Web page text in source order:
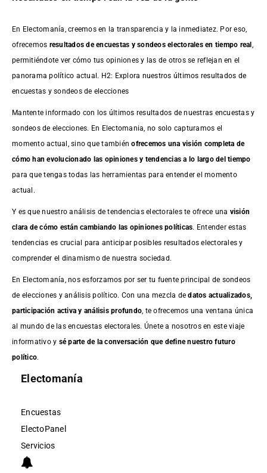
En Electomanía, creemos en la transparencia y la inmediatez. Por eso,
ofrecemos resultados deencuestas y sondeos electorales en tiempo real
permitiéndote ver cómo tus opiniones y las de otros se reflejan en el
panorama político actual. H2: Explora nuestros últimos resultados de
encuestas y sondeos de elecciones
Mantente informado con los últimos resultados de nuestras encuestasy
sondeos de elecciones. En Electomania, no solo capturamos el
momento actual, sino que tambiénofrecemos una visión completa de
cómo han evolucionado las opiniones y tendencias a lo largo del tiempo
para que tengas todas las herramientas para entender el momento
actual.
Y es que nuestro análisis de tendencias electorales te ofrece una visión
clara de cómo están cambiando las opiniones políticas. Entender estas
tendencias es crucial para anticipar posibles resultados electorales y
comprender el dinamismo de nuestra sociedad.
En Electomanía, nos esforzamos por ser tu fuente principal de sondeos
de elecciones y análisis político. Con una mezcla dedatos actualizados,
participación activa y análisis profundo , te ofrecemos una ventana única
al mundo de las encuestas electorales. Únete a nosotros en este viaje
informativo y sé parte de la conversación que define nuestro futuro
político.
Electomanía
Encuestas
ElectoPanel
Servicios